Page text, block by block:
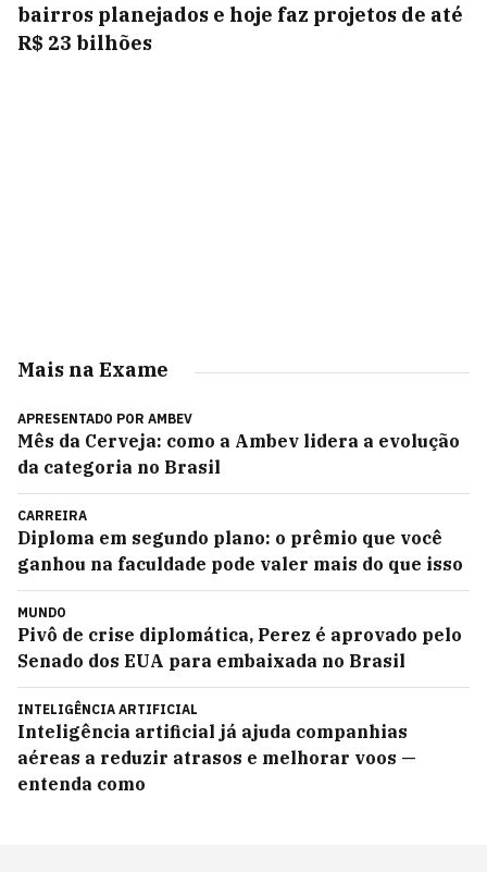
bairros planejados e hoje faz projetos de até
R$ 23 bilhões
Mais na Exame
APRESENTADO POR AMBEV
Mês da Cerveja: como a Ambev lidera a evolução
da categoria no Brasil
CARREIRA
Diploma em segundo plano: o prêmio que você
ganhou na faculdade pode valer mais do que isso
MUNDO
Pivô de crise diplomática, Perez é aprovado pelo
Senado dos EUA para embaixada no Brasil
INTELIGÊNCIA ARTIFICIAL
Inteligência artificial já ajuda companhias
aéreas a reduzir atrasos e melhorar voos —
entenda como